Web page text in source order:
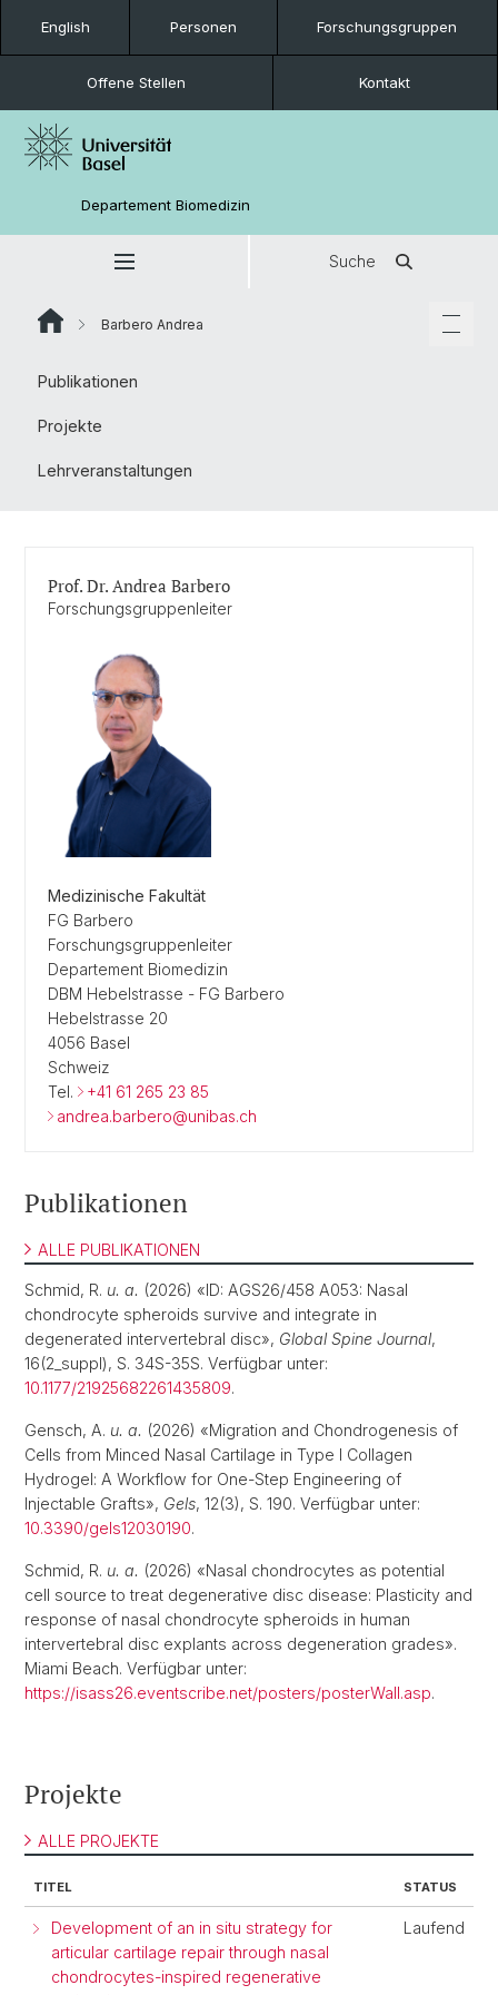
English Personen Forschungsgruppen
Offene Stellen Kontakt
Departement Biomedizin
Suche
Barbero Andrea
Publikationen
Projekte
Lehrveranstaltungen
Prof. Dr. Andrea Barbero
Forschungsgruppenleiter
Medizinische Fakultät
FG Barbero
Forschungsgruppenleiter
Departement Biomedizin
DBM Hebelstrasse - FG Barbero
Hebelstrasse 20
4056 Basel
Schweiz
Tel.
+41 61 265 23 85
andrea.barbero@unibas.ch
Publikationen
ALLE PUBLIKATIONEN
Schmid, R. u. a. (2026) «ID: AGS26/458 A053: Nasal
chondrocyte spheroids survive and integrate in
degenerated intervertebral disc», Global Spine Journal,
16(2_suppl), S. 34S-35S. Verfügbar unter:
10.1177/21925682261435809.
Gensch, A. u. a. (2026) «Migration and Chondrogenesis of
Cells from Minced Nasal Cartilage in Type I Collagen
Hydrogel: A Workflow for One-Step Engineering of
Injectable Grafts», Gels, 12(3), S. 190. Verfügbar unter:
10.3390/gels12030190.
Schmid, R. u. a. (2026) «Nasal chondrocytes as potential
cell source to treat degenerative disc disease: Plasticity and
response of nasal chondrocyte spheroids in human
intervertebral disc explants across degeneration grades».
Miami Beach. Verfügbar unter:
https://isass26.eventscribe.net/posters/posterWall.asp.
Projekte
ALLE PROJEKTE
TITEL STATUS
Development of an in situ strategy for
articular cartilage repair through nasal
chondrocytes-inspired regenerative
Laufend